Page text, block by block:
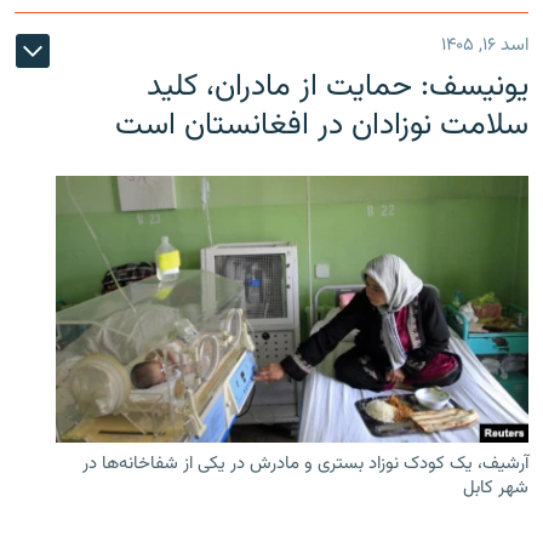
اسد ۱۶, ۱۴۰۵
یونیسف: حمایت از مادران، کلید
سلامت نوزادان در افغانستان است
آرشیف، یک کودک نوزاد بستری و مادرش در یکی از شفاخانه‌ها در
شهر کابل